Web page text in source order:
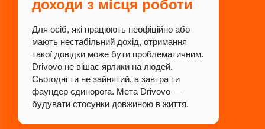
доходи з місця роботи
Для осіб, які працюють неофіційно або
мають нестабільний дохід, отримання
такої довідки може бути проблематичним.
Drivovo не вішає ярлики на людей.
Сьогодні ти не зайнятий, а завтра ти
фаундер єдинорога. Мета Drivovo —
будувати стосунки довжиною в життя.